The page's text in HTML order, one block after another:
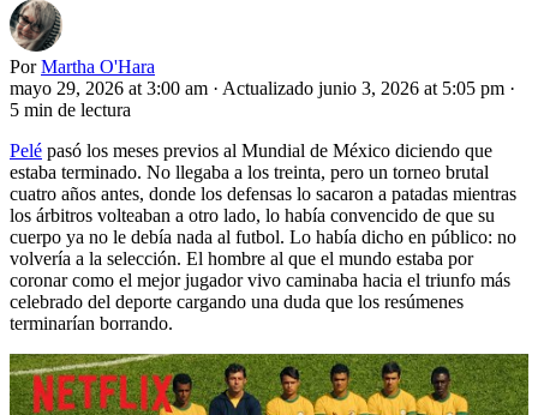
Por Martha O'Hara
mayo 29, 2026 at 3:00 am · Actualizado junio 3, 2026 at 5:05 pm ·
5 min de lectura
Pelé pasó los meses previos al Mundial de México diciendo que
estaba terminado. No llegaba a los treinta, pero un torneo brutal
cuatro años antes, donde los defensas lo sacaron a patadas mientras
los árbitros volteaban a otro lado, lo había convencido de que su
cuerpo ya no le debía nada al futbol. Lo había dicho en público: no
volvería a la selección. El hombre al que el mundo estaba por
coronar como el mejor jugador vivo caminaba hacia el triunfo más
celebrado del deporte cargando una duda que los resúmenes
terminarían borrando.